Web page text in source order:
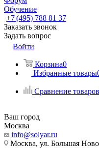
Обучение
+7 (495) 788 81 37
Заказать звонок
Задать вопрос
Войти
Корзина0
Избранные товары
Сравнение товаров
Ваш город
Москва
info@solyar.ru
Москва, ул. Большая